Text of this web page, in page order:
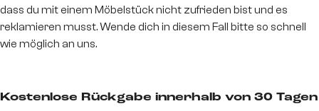
dass du mit einem Möbelstück nicht zufrieden bist und es
reklamieren musst. Wende dich in diesem Fall bitte so schnell
wie möglich an uns.
Kostenlose Rückgabe innerhalb von 30 Tagen